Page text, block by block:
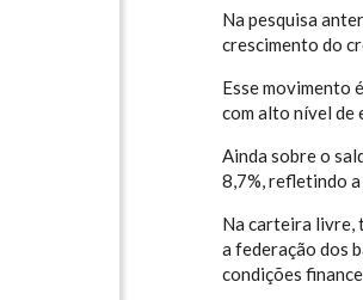
Na pesquisa
crescimento do
Esse movimento
com alto nível de
Ainda sobre o
8,7%, refletindo
Na carteira livre,
a federação dos
condições